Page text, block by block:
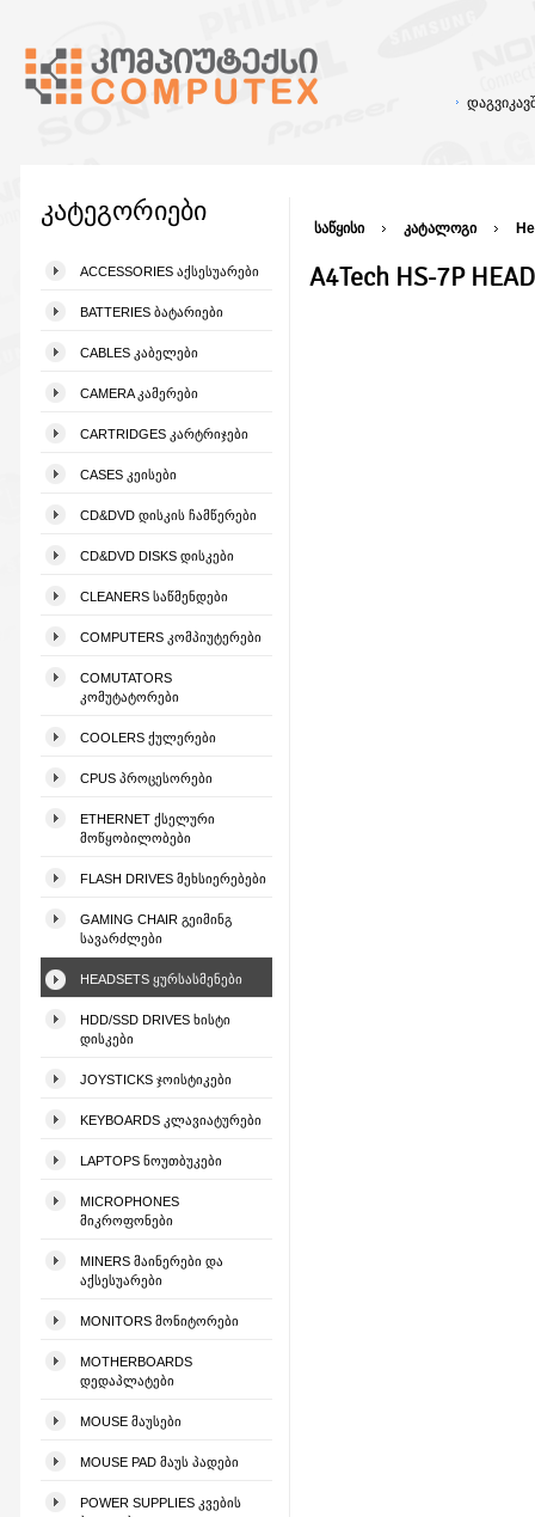
კატეგორიები
ACCESSORIES ᲐᲥᲡᲔᲡᲣᲐᲠᲔᲑᲘ
BATTERIES ᲑᲐᲢᲐᲠᲘᲔᲑᲘ
CABLES ᲙᲐᲑᲔᲚᲔᲑᲘ
CAMERA ᲙᲐᲛᲔᲠᲔᲑᲘ
CARTRIDGES ᲙᲐᲠᲢᲠᲘᲯᲔᲑᲘ
CASES ᲙᲔᲘᲡᲔᲑᲘ
CD&DVD ᲓᲘᲡᲙᲘᲡ ᲩᲐᲛᲬᲔᲠᲔᲑᲘ
CD&DVD DISKS ᲓᲘᲡᲙᲔᲑᲘ
CLEANERS ᲡᲐᲬᲛᲔᲜᲓᲔᲑᲘ
COMPUTERS ᲙᲝᲛᲞᲘᲣᲢᲔᲠᲔᲑᲘ
COMUTATORS
ᲙᲝᲛᲣᲢᲐᲢᲝᲠᲔᲑᲘ
COOLERS ᲥᲣᲚᲔᲠᲔᲑᲘ
CPUS ᲞᲠᲝᲪᲔᲡᲝᲠᲔᲑᲘ
ETHERNET ᲥᲡᲔᲚᲣᲠᲘ
ᲛᲝᲬᲧᲝᲑᲘᲚᲝᲑᲔᲑᲘ
FLASH DRIVES ᲛᲔᲮᲡᲘᲔᲠᲔᲑᲔᲑᲘ
GAMING CHAIR ᲒᲔᲘᲛᲘᲜᲒ
ᲡᲐᲕᲐᲠᲫᲚᲔᲑᲘ
HEADSETS ᲧᲣᲠᲡᲐᲡᲛᲔᲜᲔᲑᲘ
HDD/SSD DRIVES ᲮᲘᲡᲢᲘ
ᲓᲘᲡᲙᲔᲑᲘ
JOYSTICKS ᲯᲝᲘᲡᲢᲘᲙᲔᲑᲘ
KEYBOARDS ᲙᲚᲐᲕᲘᲐᲢᲣᲠᲔᲑᲘ
LAPTOPS ᲜᲝᲣᲗᲑᲣᲙᲔᲑᲘ
MICROPHONES
ᲛᲘᲙᲠᲝᲤᲝᲜᲔᲑᲘ
MINERS ᲛᲐᲘᲜᲔᲠᲔᲑᲘ ᲓᲐ
ᲐᲥᲡᲔᲡᲣᲐᲠᲔᲑᲘ
MONITORS ᲛᲝᲜᲘᲢᲝᲠᲔᲑᲘ
MOTHERBOARDS
ᲓᲔᲓᲐᲞᲚᲐᲢᲔᲑᲘ
MOUSE ᲛᲐᲣᲡᲔᲑᲘ
MOUSE PAD ᲛᲐᲣᲡ ᲞᲐᲓᲔᲑᲘ
POWER SUPPLIES ᲙᲕᲔᲑᲘᲡ
საწყისი კატალოგი
A4Tech HS-7P